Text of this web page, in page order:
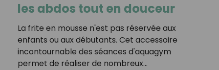
les abdos tout en douceur
La frite en mousse n'est pas réservée aux
enfants ou aux débutants. Cet accessoire
incontournable des séances d'aquagym
permet de réaliser de nombreux…